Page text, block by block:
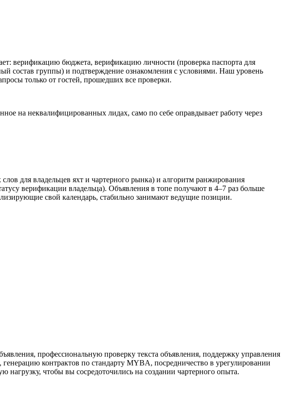
верификацию бюджета, верификацию личности (проверка паспорта для
состав группы) и подтверждение ознакомления с условиями. Наш уровень
только от гостей, прошедших все проверки.
на неквалифицированных лидах, само по себе оправдывает работу через
для владельцев яхт и чартерного рынка) и алгоритм ранжирования
верификации владельца). Объявления в топе получают в 4–7 раз больше
свой календарь, стабильно занимают ведущие позиции.
профессиональную проверку текста объявления, поддержку управления
контрактов по стандарту MYBA, посредничество в урегулировании
чтобы вы сосредоточились на создании чартерного опыта.